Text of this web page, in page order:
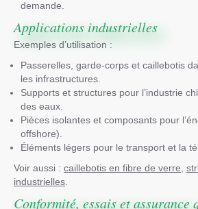
demande.
Applications industrielles
Exemples d’utilisation :
Passerelles, garde-corps et caillebotis
les infrastructures.
Supports et structures pour l’industrie
des eaux.
Pièces isolantes et composants pour
offshore).
Éléments légers pour le transport et la
Voir aussi : caillebotis en fibre de verre
industrielles
Conformité, essais et assurance